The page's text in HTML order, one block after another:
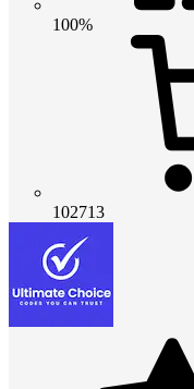
100%
102713